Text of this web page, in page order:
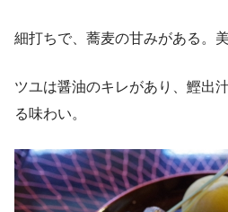
細打ちで、蕎麦の甘みがある。美
ツユは醤油のキレがあり、鰹出
る味わい。